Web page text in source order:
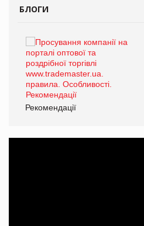
БЛОГИ
Рекомендації